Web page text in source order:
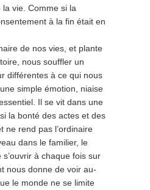
vie. Comme si la
à la fin était en
de nos vies, et plante
nous souffler un
différentes à ce qui nous
simple émotion, niaise
Il se vit dans une
la bonté des actes et des
ne rend pas l’ordinaire
dans le familier, le
à chaque fois sur
nous donne de voir au-
le monde ne se limite